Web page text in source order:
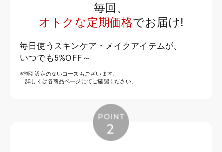
毎回、
オトクな定期価格でお届け!
毎日使うスキンケア・メイクアイテムが、
いつでも5%OFF～
※割引設定のないコースもございます。
詳しくは各商品ページにてご確認ください。